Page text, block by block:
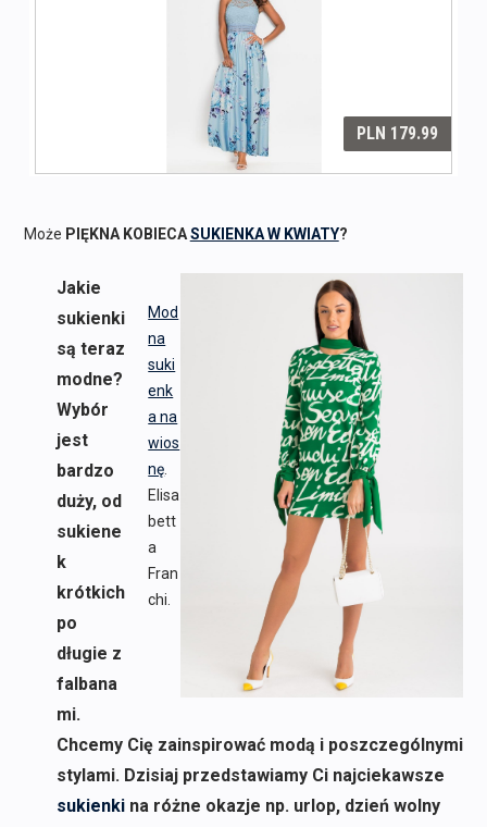
Może PIĘKNA KOBIECASUKIENKA W KWIATY?
Mod
na
suki
enk
a na
wios
nę
Elisa
bett
a
Fran
chi.
Jakie
sukienki
są teraz
modne?
Wybór
jest
bardzo
duży, od
sukiene
k
krótkich
po
długie z
falbana
mi.
Chcemy Cię zainspirować modą i poszczególnymi
stylami. Dzisiaj przedstawiamy Ci najciekawsze
sukienkina różne okazje np. urlop, dzień wolny